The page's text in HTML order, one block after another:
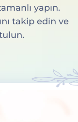
yapın.
takip edin ve